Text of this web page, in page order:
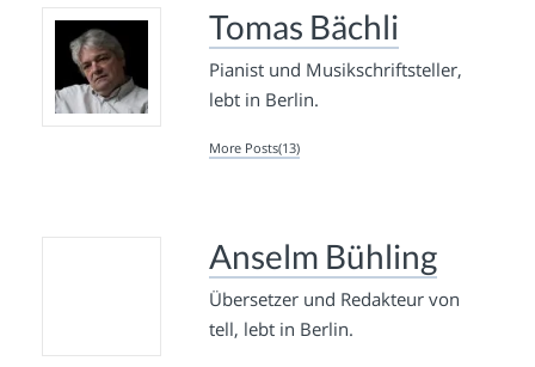
Tomas Bächli
Pianist und Musikschriftsteller,
lebt in Berlin.
More Posts(13)
Anselm Bühling
Übersetzer und Redakteur von
tell, lebt in Berlin.